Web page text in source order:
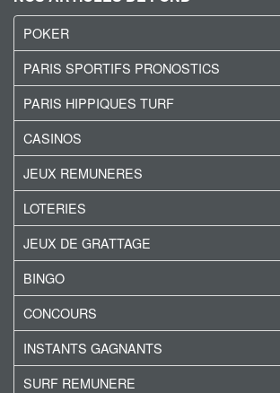
POKER
PARIS SPORTIFS PRONOSTICS
PARIS HIPPIQUES TURF
CASINOS
JEUX REMUNERES
LOTERIES
JEUX DE GRATTAGE
BINGO
CONCOURS
INSTANTS GAGNANTS
SURF REMUNERE